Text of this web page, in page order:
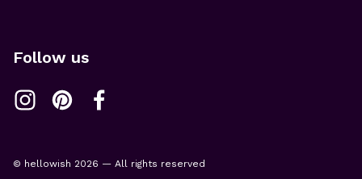
Follow us
© hellowish 2026 — All rights reserved